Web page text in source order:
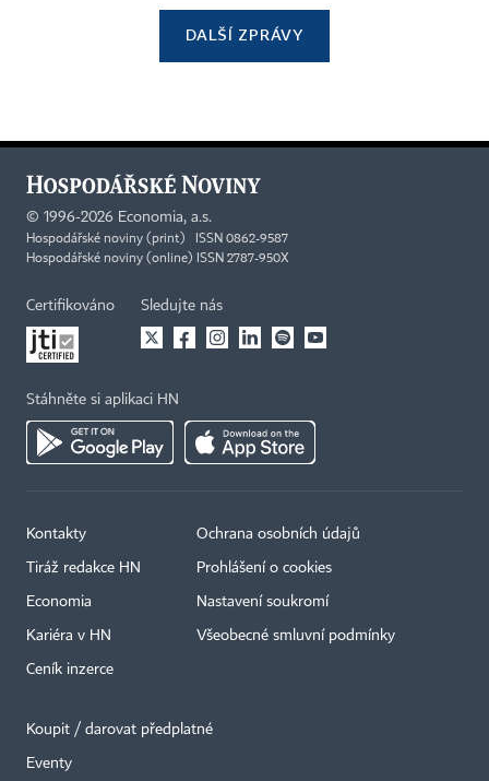
DALŠÍ ZPRÁVY
© 1996-2026 Economia, a.s.
Hospodářské noviny (print) ISSN 0862-9587
Hospodářské noviny (online) ISSN 2787-950X
Certifikováno Sledujte nás
Stáhněte si aplikaci HN
Kontakty
Tiráž redakce HN
Economia
Kariéra v HN
Ceník inzerce
Ochrana osobních údajů
Prohlášení o cookies
Nastavení soukromí
Všeobecné smluvní podmínky
Koupit / darovat předplatné
Eventy